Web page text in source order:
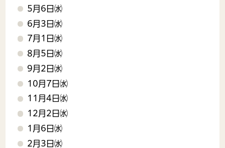
5月6日㈬
6月3日㈬
7月1日㈬
8月5日㈬
9月2日㈬
10月7日㈬
11月4日㈬
12月2日㈬
1月6日㈬
2月3日㈬